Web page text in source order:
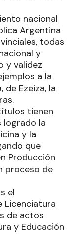
nacional
Argentina
todas
y
y validez
a la
de Ezeiza, la
tienen
logrado la
y la
que
Producción
proceso de
el
Licenciatura
de actos
y Educación